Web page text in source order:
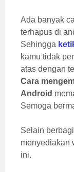
Ada banyak
terhapus di
Sehingga
kamu tidak
atas dengan
Cara
Android
Semoga
Selain
menyediakan
ini.